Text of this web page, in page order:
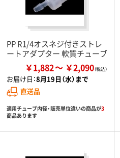
PP R1/4オスネジ付きストレ
ートアダプター 軟質チューブ
￥1,882 ￥2,090
お届け日：8月19日（水）まで
直送品
適用チューブ内径・販売単位違いの商品が3
商品あります